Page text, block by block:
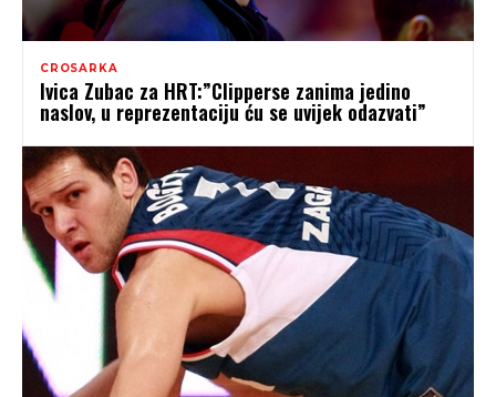
CROSARKA
Ivica Zubac za HRT:”Clipperse zanima jedino
naslov, u reprezentaciju ću se uvijek odazvati”